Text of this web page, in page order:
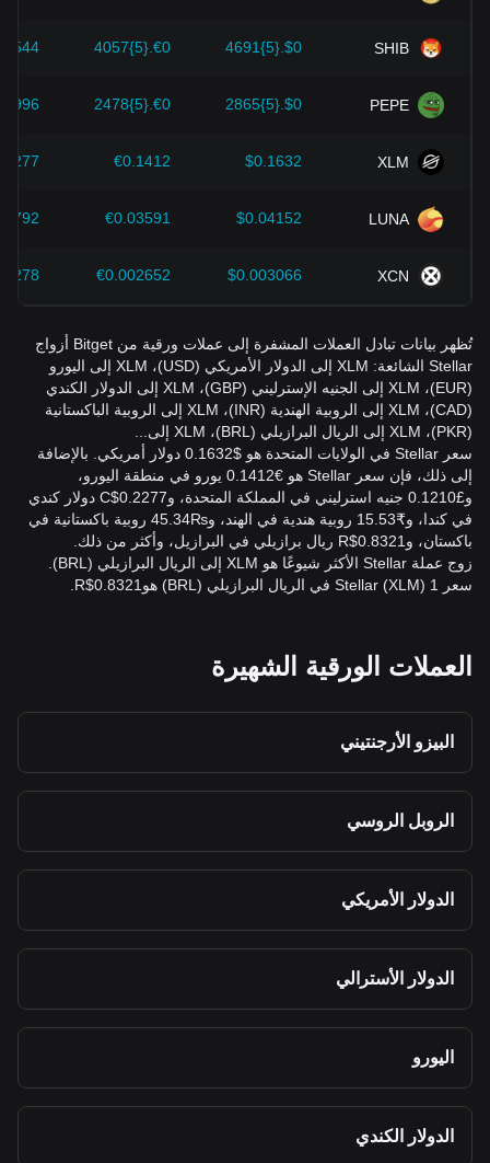
SHIB
$0.{5}4691
€0.{5}4057
PEPE
$0.{5}2865
€0.{5}2478
XLM
$0.1632
€0.1412
LUNA
$0.04152
€0.03591
XCN
$0.003066
€0.002652
تُظهر بيانات تبادل العملات المشفرة إلى عملات ورقية من Bitget أزواج
Stellar الشائعة: XLM إلى الدولار الأمريكي (USD)، XLM إلى اليورو
(EUR)، XLM إلى الجنيه الإسترليني (GBP)، XLM إلى الدولار الكندي
(CAD)، XLM إلى الروبية الهندية (INR)، XLM إلى الروبية الباكستانية
(PKR)، XLM إلى الريال البرازيلي (BRL)، XLM إلى...
سعر Stellar في الولايات المتحدة هو $0.1632 دولار أمريكي. بالإضافة
إلى ذلك، فإن سعر Stellar هو €0.1412 يورو في منطقة اليورو،
و£0.1210 جنيه استرليني في المملكة المتحدة، وC$0.2277 دولار كندي
في كندا، و₹15.53 روبية هندية في الهند، و₨45.34 روبية باكستانية في
باكستان، وR$0.8321 ريال برازيلي في البرازيل، وأكثر من ذلك.
زوج عملة Stellar الأكثر شيوعًا هو XLM إلى الريال البرازيلي (BRL).
سعر 1 Stellar (XLM) في الريال البرازيلي (BRL) هوR$0.8321.
العملات الورقية الشهيرة
البيزو الأرجنتيني
الروبل الروسي
الدولار الأمريكي
الدولار الأسترالي
اليورو
الدولار الكندي